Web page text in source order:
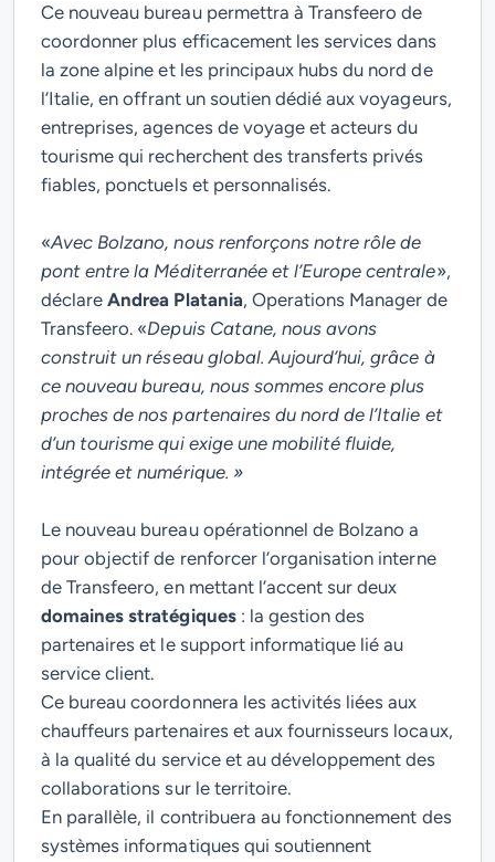
Ce nouveau bureau permettra à Transfeero de
coordonner plus efficacement les services dans
la zone alpine et les principaux hubs du nord de
l’Italie, en offrant un soutien dédié aux voyageurs,
entreprises, agences de voyage et acteurs du
tourisme qui recherchent des transferts privés
fiables, ponctuels et personnalisés.
«Avec Bolzano, nous renforçons notre rôle de
pont entre la Méditerranée et l’Europe centrale»,
déclareAndrea Platania, Operations Manager de
Transfeero. «Depuis Catane, nous avons
construit un réseau global. Aujourd’hui, grâce à
ce nouveau bureau, nous sommes encore plus
proches de nos partenaires du nord de l’Italie et
d’un tourisme qui exige une mobilité fluide,
intégrée et numérique. »
Le nouveau bureau opérationnel de Bolzano a
pour objectif de renforcer l’organisation interne
de Transfeero, en mettant l’accent sur deux
domaines stratégiques: la gestion des
partenaires et le support informatique lié au
service client.
Ce bureau coordonnera les activités liées aux
chauffeurs partenaires et aux fournisseurs locaux,
à la qualité du service et au développement des
collaborations sur le territoire.
En parallèle, il contribuera au fonctionnement des
systèmes informatiques qui soutiennent